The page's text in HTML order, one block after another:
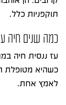
תוקפניות כלל.
כמה שנים חיה
כשהיא מטופלת
לאמץ אחת.